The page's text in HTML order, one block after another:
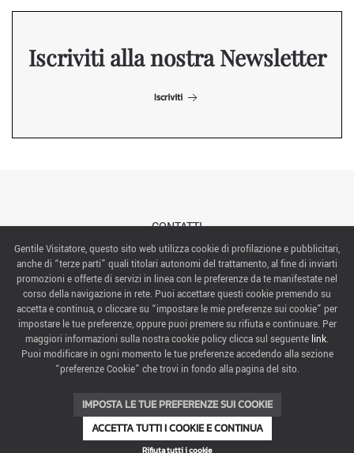
Iscriviti alla nostra Newsletter
Iscriviti
CONTATTI
ABOUT US
ITALIAN EXHIBITION GROUP SpA All rights reserved
Via Emilia 155, 47921 Rimini,
CF/PI 00139440408, Registro Imprese: Rimini P.I e n. Reg. Imprese 00139440408, Capitale Sociale
52.214.897 i.v.
Gentile Visitatore, questo sito web utilizza cookie di profilazione e pubblicitari,
anche di “terze parti” quali titolari autonomi del trattamento, al fine di inviarti
promozioni e offerte di servizi in linea con le preferenze da te manifestate nel
corso della navigazione in rete. Puoi accettare questi cookie premendo su
accetta e continua, o cliccare su “impostare le mie preferenze sui cookie” per
impostare le tue preferenze, oppure puoi premere su rifiuta e continuare. Per
maggiori informazioni sulla nostra cookie policy clicca sul seguente link.
Puoi modificare in ogni momento le tue preferenze accedendo alla sezione
“preferenze Cookie” che trovi in fondo alla pagina del sito.
IMPOSTA LE TUE PREFERENZE SUI COOKIE
ACCETTA TUTTI I COOKIE E CONTINUA
Rifiuta tutti i cookie